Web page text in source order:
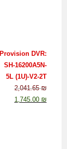
Provision DVR:
SH-16200A5N-
5L (1U)-V2-2T
2,041.65₪
1,745.00 ₪